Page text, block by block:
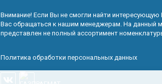
Внимание! Если Вы не смогли найти
Вас обращаться к нашим менеджерам. На данный
представлен не полный ассортимент
Политика обработки персональных данных